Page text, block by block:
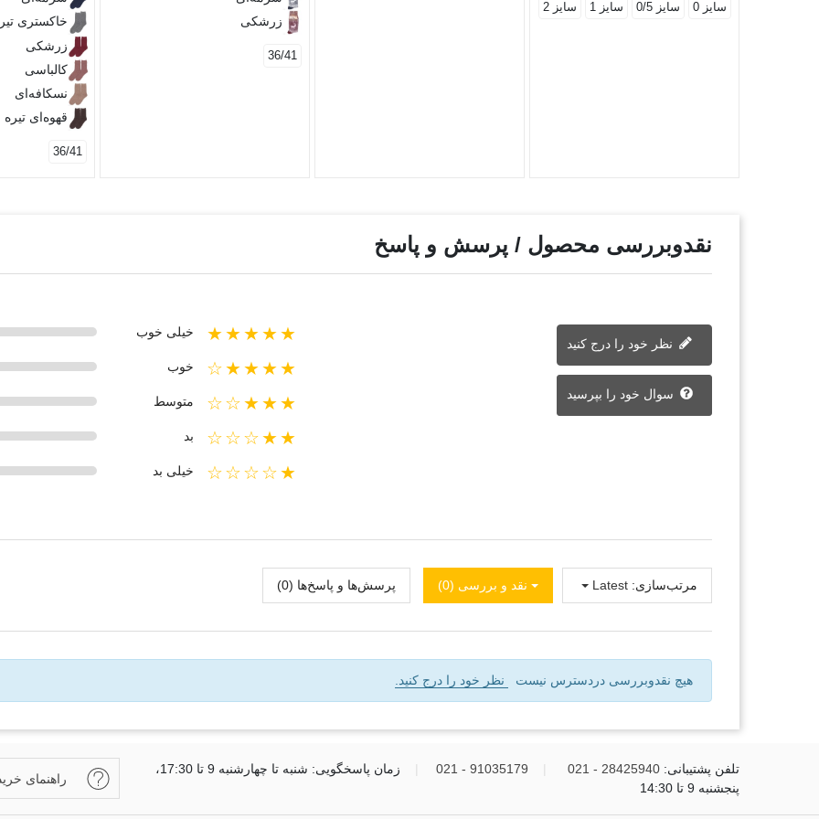
سایز 0 سایز 0/5 سایز 1 سایز 2
زرشکی
36/41
خاکستری
زرشکی
کالباسی
نسکافه‌ای
قهوه‌ای تیره
36/41
نقدوبررسی محصول / پرسش و پاسخ
★★★★★ خیلی خوب
★★★★☆ خوب
★★★☆☆ متوسط
★★☆☆☆ بد
★☆☆☆☆ خیلی بد
سوال خود را بپرسید
نقد و بررسی‌‌ (0) پرسش‌ها و پاسخ‌ها (0) مرتب‌سازی: Latest
هیچ نقدوبررسی دردسترس نیست نظر خود را درج کنید.
تلفن پشتیبانی: 28425940 - 021
91035179 - 021
زمان پاسخگویی: شنبه تا چهارشنبه 9 تا 17:30،
پنجشنبه 9 تا 14:30
راهنمای